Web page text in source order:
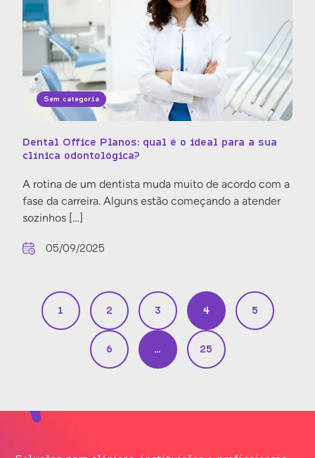
Sem categoria
Dental Office Planos: qual é o ideal para a sua
clínica odontológica?
A rotina de um dentista muda muito de acordo com a
fase da carreira. Alguns estão começando a atender
sozinhos […]
05/09/2025
1 2 3 4 5
6 … 25